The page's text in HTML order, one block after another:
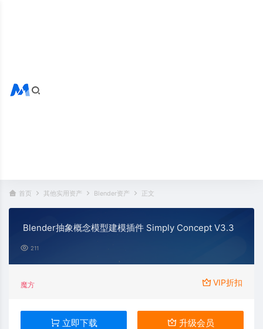
首页 其他实用资产 Blender资产 正文
Blender抽象概念模型建模插件 Simply Concept V3.3
211
魔方 VIP折扣
立即下载 升级会员